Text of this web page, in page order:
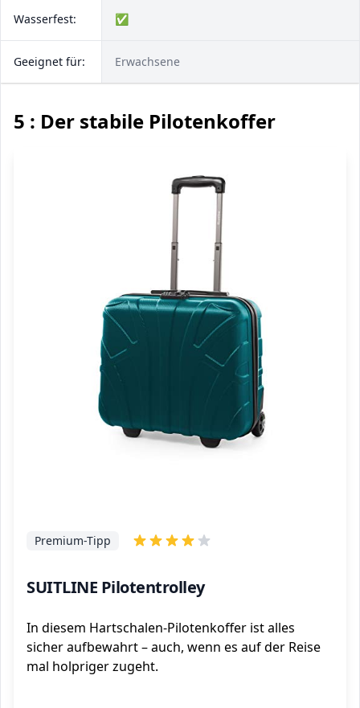
Wasserfest: ✅
Geeignet für: Erwachsene
5 : Der stabile Pilotenkoffer
SUITLINE Pilotentrolley
Premium-Tipp
In diesem Hartschalen-Pilotenkoffer ist alles
sicher aufbewahrt – auch, wenn es auf der Reise
mal holpriger zugeht.